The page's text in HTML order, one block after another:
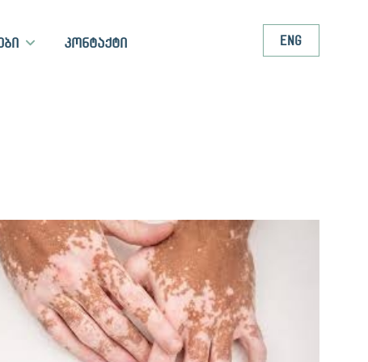
კონტაქტი ENG